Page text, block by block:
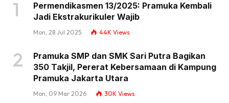
Permendikasmen 13/2025: Pramuka Kembali
Jadi Ekstrakurikuler Wajib
Mon, 28 Jul 2025 44K Views
Pramuka SMP dan SMK Sari Putra Bagikan
350 Takjil, Pererat Kebersamaan di Kampung
Pramuka Jakarta Utara
Mon, 09 Mar 2026 30K Views